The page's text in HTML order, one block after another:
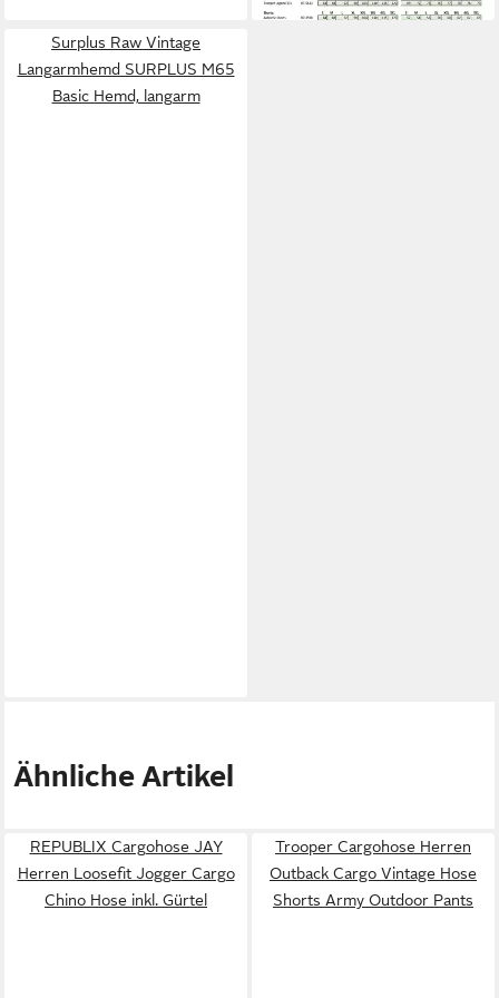
Surplus Raw Vintage
Langarmhemd SURPLUS M65
Basic Hemd, langarm
Ähnliche Artikel
REPUBLIX Cargohose JAY
Herren Loosefit Jogger Cargo
Chino Hose inkl. Gürtel
Trooper Cargohose Herren
Outback Cargo Vintage Hose
Shorts Army Outdoor Pants